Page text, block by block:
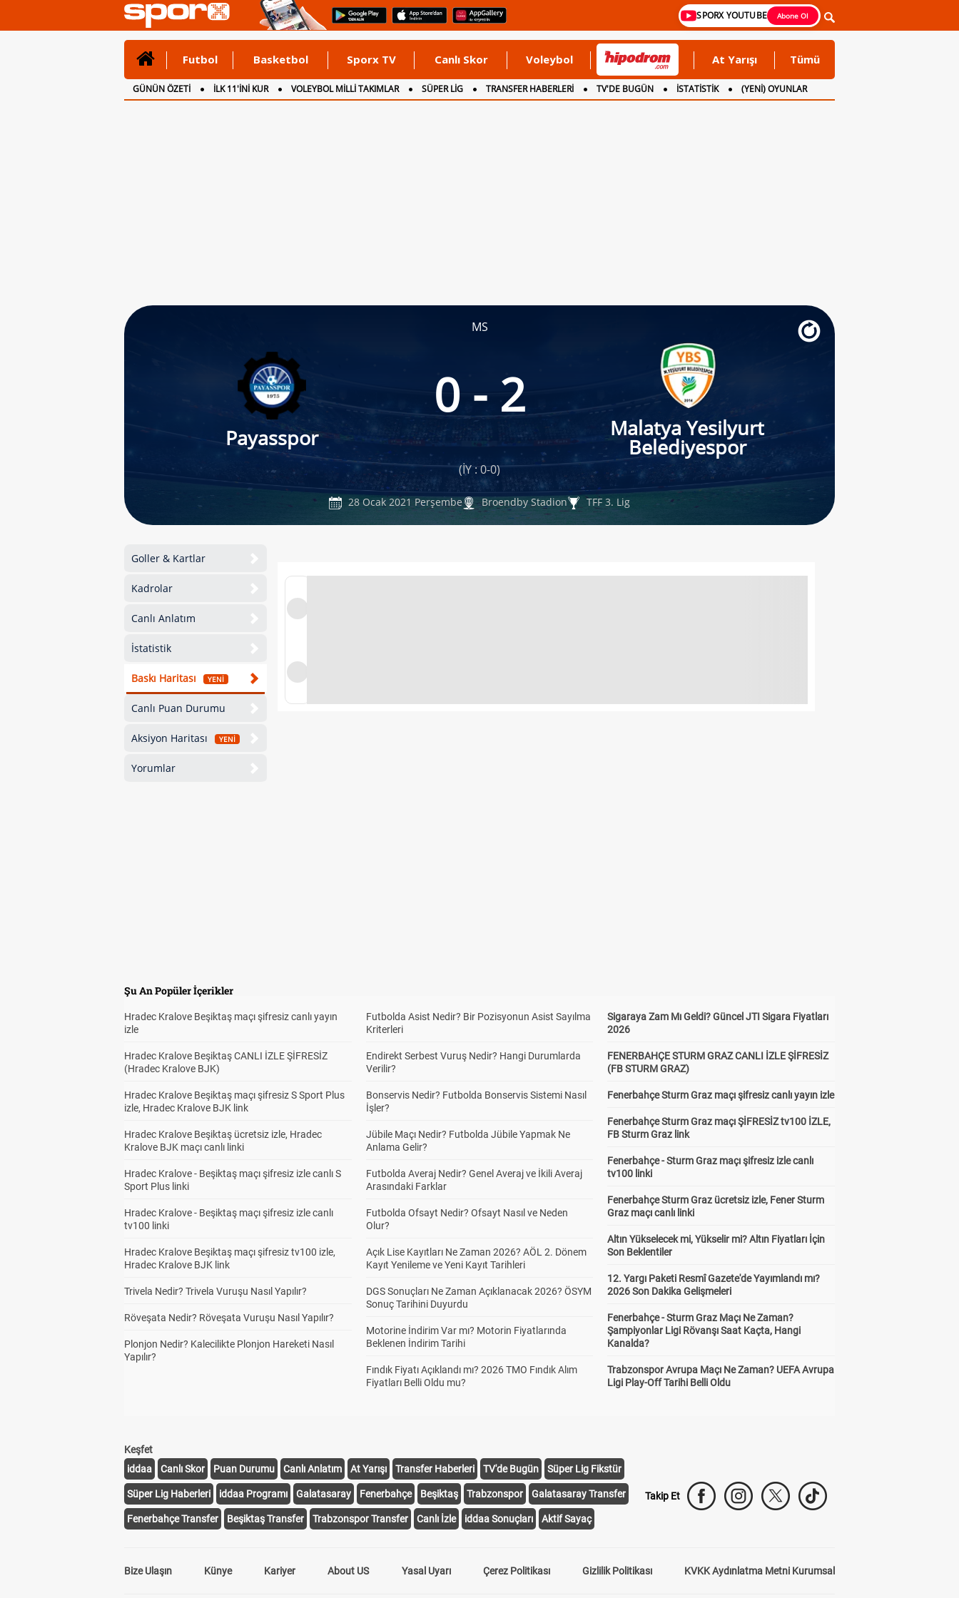
SPORX YOUTUBE Abone Ol
Futbol Basketbol Sporx TV Canlı Skor Voleybol At Yarışı Tümü
GÜNÜN ÖZETİ İLK 11'İNİ KUR VOLEYBOL MİLLİ TAKIMLAR SÜPER LİG TRANSFER HABERLERİ TV'DE BUGÜN İSTATİSTİK
(YENİ) OYUNLAR
CANLI ANLATIM
İNGİLTERE
MS
Payasspor
0 - 2
Malatya Yesilyurt
Belediyespor
(İY : 0-0)
28 Ocak 2021 Perşembe Broendby Stadion TFF 3. Lig
Goller & Kartlar
Kadrolar
Canlı Anlatım
İstatistik
Baskı Haritası YENİ
Canlı Puan Durumu
Aksiyon Haritası YENİ
Yorumlar
Şu An Popüler İçerikler
Hradec Kralove Beşiktaş maçı şifresiz canlı yayın
izle
Hradec Kralove Beşiktaş CANLI İZLE ŞİFRESİZ
(Hradec Kralove BJK)
Hradec Kralove Beşiktaş maçı şifresiz S Sport Plus
izle, Hradec Kralove BJK link
Hradec Kralove Beşiktaş ücretsiz izle, Hradec
Kralove BJK maçı canlı linki
Hradec Kralove - Beşiktaş maçı şifresiz izle canlı S
Sport Plus linki
Hradec Kralove - Beşiktaş maçı şifresiz izle canlı
tv100 linki
Hradec Kralove Beşiktaş maçı şifresiz tv100 izle,
Hradec Kralove BJK link
Trivela Nedir? Trivela Vuruşu Nasıl Yapılır?
Röveşata Nedir? Röveşata Vuruşu Nasıl Yapılır?
Plonjon Nedir? Kalecilikte Plonjon Hareketi Nasıl
Yapılır?
Futbolda Asist Nedir? Bir Pozisyonun Asist Sayılma
Kriterleri
Endirekt Serbest Vuruş Nedir? Hangi Durumlarda
Verilir?
Bonservis Nedir? Futbolda Bonservis Sistemi Nasıl
İşler?
Jübile Maçı Nedir? Futbolda Jübile Yapmak Ne
Anlama Gelir?
Futbolda Averaj Nedir? Genel Averaj ve İkili Averaj
Arasındaki Farklar
Futbolda Ofsayt Nedir? Ofsayt Nasıl ve Neden
Olur?
Açık Lise Kayıtları Ne Zaman 2026? AÖL 2. Dönem
Kayıt Yenileme ve Yeni Kayıt Tarihleri
DGS Sonuçları Ne Zaman Açıklanacak 2026? ÖSYM
Sonuç Tarihini Duyurdu
Motorine İndirim Var mı? Motorin Fiyatlarında
Beklenen İndirim Tarihi
Fındık Fiyatı Açıklandı mı? 2026 TMO Fındık Alım
Fiyatları Belli Oldu mu?
Sigaraya Zam Mı Geldi? Güncel JTI Sigara Fiyatları
2026
FENERBAHÇE STURM GRAZ CANLI İZLE ŞİFRESİZ
(FB STURM GRAZ)
Fenerbahçe Sturm Graz maçı şifresiz canlı yayın izle
Fenerbahçe Sturm Graz maçı ŞİFRESİZ tv100 İZLE,
FB Sturm Graz link
Fenerbahçe - Sturm Graz maçı şifresiz izle canlı
tv100 linki
Fenerbahçe Sturm Graz ücretsiz izle, Fener Sturm
Graz maçı canlı linki
Altın Yükselecek mi, Yükselir mi? Altın Fiyatları İçin
Son Beklentiler
12. Yargı Paketi Resmî Gazete'de Yayımlandı mı?
2026 Son Dakika Gelişmeleri
Fenerbahçe - Sturm Graz Maçı Ne Zaman?
Şampiyonlar Ligi Rövanşı Saat Kaçta, Hangi
Kanalda?
Trabzonspor Avrupa Maçı Ne Zaman? UEFA Avrupa
Ligi Play-Off Tarihi Belli Oldu
Keşfet
iddaa
Canlı Skor Puan Durumu Canlı Anlatım At Yarışı Transfer Haberleri TV'de Bugün Süper Lig Fikstür
Süper Lig Haberleri iddaa Programı Galatasaray Fenerbahçe Beşiktaş Trabzonspor Galatasaray Transfer
Fenerbahçe Transfer Beşiktaş Transfer Trabzonspor Transfer Canlı İzle iddaa Sonuçları Aktif Sayaç
Takip Et
Bize Ulaşın Künye Kariyer About US Yasal Uyarı Çerez Politikası Gizlilik Politikası KVKK Aydınlatma Metni Kurumsal